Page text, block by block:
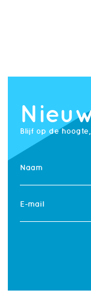
Blijf op de
Naam
E-mail